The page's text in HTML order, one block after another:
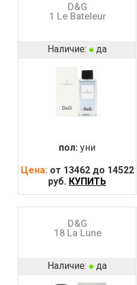
D&G
1 Le Bateleur
Наличие: да
пол: уни
Цена: от 13462 до 14522
руб. КУПИТЬ
D&G
18 La Lune
Наличие: да